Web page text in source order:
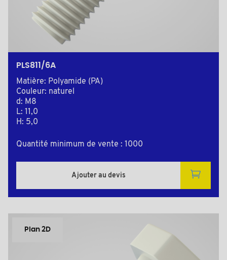
PLS811/6A
Matière: Polyamide (PA)
Couleur: naturel
d: M8
L: 11,0
H: 5,0
Quantité minimum de vente : 1000
Ajouter au devis
Plan 2D